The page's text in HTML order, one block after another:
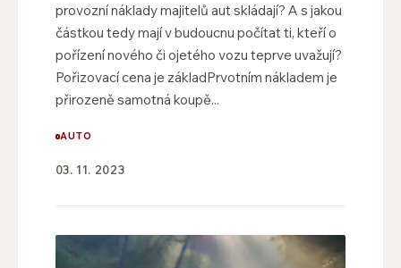
provozní náklady majitelů aut skládají? A s jakou
částkou tedy mají v budoucnu počítat ti, kteří o
pořízení nového či ojetého vozu teprve uvažují?
Pořizovací cena je základPrvotním nákladem je
přirozeně samotná koupě...
AUTO
03. 11. 2023